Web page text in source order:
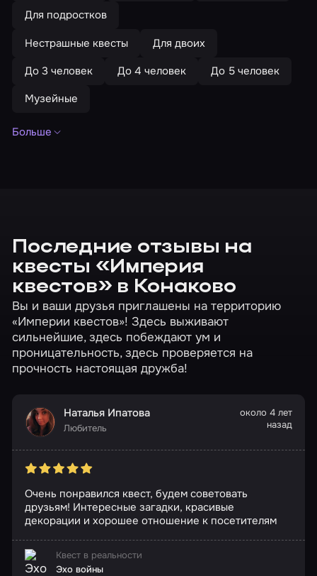
Для подростков
Нестрашные квесты
Для двоих
До 3 человек
До 4 человек
До 5 человек
Музейные
Больше
Последние отзывы на
квесты «Империя
квестов» в Конаково
Вы и ваши друзья приглашены на территорию
«Империи квестов»! Здесь выживают
сильнейшие, здесь побеждают ум и
проницательность, здесь проверяется на
прочность настоящая дружба!
Наталья Ипатова
Любитель
около 4 лет
назад
Очень понравился квест, будем советовать
друзьям! Интересные загадки, красивые
декорации и хорошее отношение к посетителям
Квест в реальности
Эхо войны